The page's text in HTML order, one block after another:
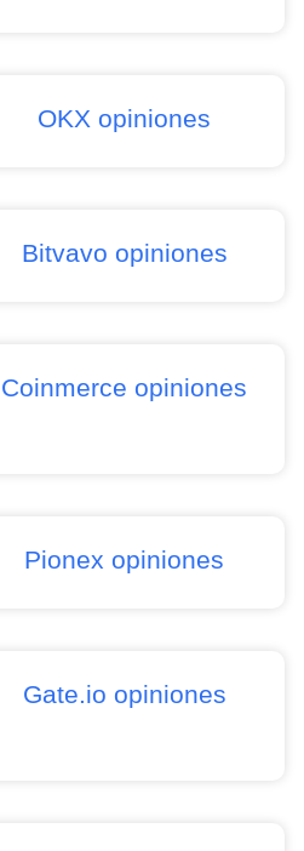
OKX opiniones
Bitvavo opiniones
Coinmerce opiniones
Pionex opiniones
Gate.io opiniones